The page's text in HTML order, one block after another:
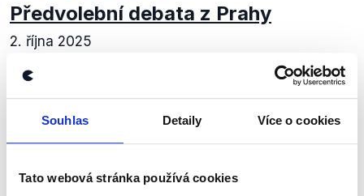
Souhlas Detaily Více o cookies
Tato webová stránka používá cookies
Předvolební debata z Prahy
2. října 2025
CNN Prima News odvysílala čtvrtou regionální
debatu, tentokrát s kandidáty v Praze. Pro naši
analýzu jsme vybrali segment o bydlení. Dozvíte se,
kolik v hlavním městě stojí jeden metr...